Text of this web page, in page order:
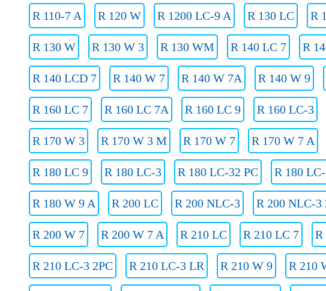
R 110-7 A R 120 W R 1200 LC-9 A R 130 LC R
R 130 W R 130 W 3 R 130 WM R 140 LC 7 R
R 140 LCD 7 R 140 W 7 R 140 W 7A R 140 W 9
R 160 LC 7 R 160 LC 7A R 160 LC 9 R 160 LC-3
R 170 W 3 R 170 W 3 M R 170 W 7 R 170 W 7 A
R 180 LC 9 R 180 LC-3 R 180 LC-32 PC R 180
R 180 W 9 A R 200 LC R 200 NLC-3 R 200 NLC-3
R 200 W 7 R 200 W 7 A R 210 LC R 210 LC 7 R
R 210 LC-3 2PC R 210 LC-3 LR R 210 W 9 R 210